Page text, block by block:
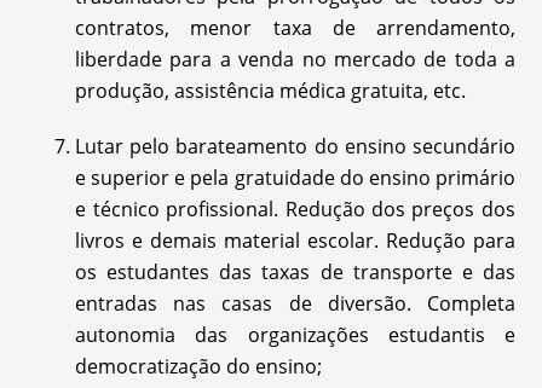
contratos, menor taxa de arrendamento,
liberdade para a venda no mercado de toda a
produção, assistência médica gratuita, etc.
Lutar pelo barateamento do ensino secundário
e superior e pela gratuidade do ensino primário
e técnico profissional. Redução dos preços dos
livros e demais material escolar. Redução para
os estudantes das taxas de transporte e das
entradas nas casas de diversão. Completa
autonomia das organizações estudantis e
democratização do ensino;